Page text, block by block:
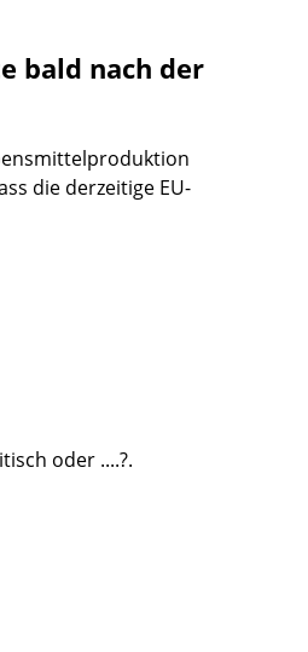
bald nach der
die derzeitige EU-
oder ....?.